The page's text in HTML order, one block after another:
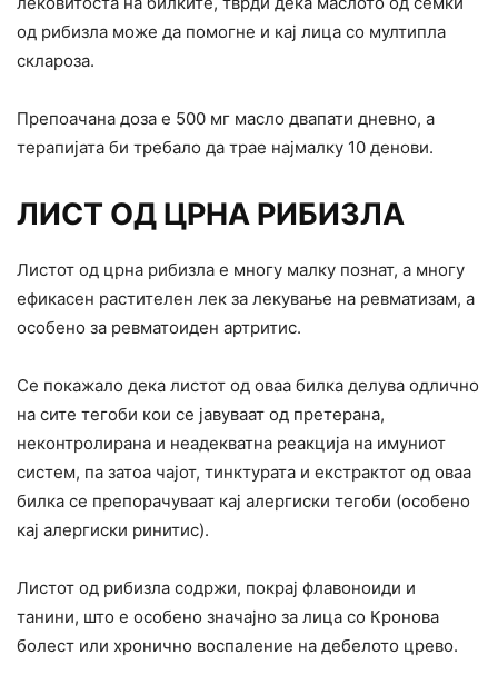
од рибизла може да помогне и кај лица со мултипла
склароза.
Препоачана доза е 500 мг масло двапати дневно, а
терапијата би требало да трае најмалку 10 денови.
ЛИСТ ОД ЦРНА РИБИЗЛА
Листот од црна рибизла е многу малку познат, а многу
ефикасен растителен лек за лекување на ревматизам, а
особено за ревматоиден артритис.
Се покажало дека листот од оваа билка делува одлично
на сите тегоби кои се јавуваат од претерана,
неконтролирана и неадекватна реакција на имуниот
систем, па затоа чајот, тинктурата и екстрактот од оваа
билка се препорачуваат кај алергиски тегоби (особено
кај алергиски ринитис).
Листот од рибизла содржи, покрај флавоноиди и
танини, што е особено значајно за лица со Кронова
болест или хронично воспаление на дебелото црево.